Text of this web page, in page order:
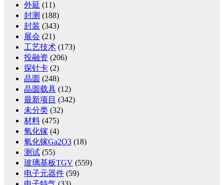
外延 (11)
封测 (188)
封装 (343)
展会 (21)
工艺技术 (173)
投融资 (206)
探针卡 (2)
晶圆 (248)
晶圆载具 (12)
最新项目 (342)
未分类 (32)
材料 (475)
氧化镓 (4)
氧化镓Ga2O3 (18)
测试 (55)
玻璃基板TGV (559)
电子元器件 (59)